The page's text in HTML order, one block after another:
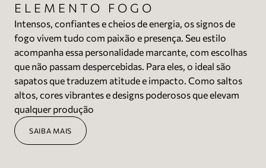
ELEMENTO FOGO
Intensos, confiantes e cheios de energia, os signos de
fogo vivem tudo com paixão e presença. Seu estilo
acompanha essa personalidade marcante, com escolhas
que não passam despercebidas. Para eles, o ideal são
sapatos que traduzem atitude e impacto. Como saltos
altos, cores vibrantes e designs poderosos que elevam
qualquer produção
SAIBA MAIS